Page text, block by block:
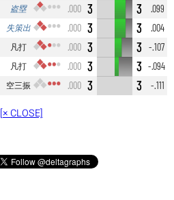
盗塁 .000 3 3
.099
失策出 .000 3 3
.004
凡打 .000 3 3
-.107
凡打 .000 3 3 -.094
空三振 .000 3 3 -.111
[× CLOSE]